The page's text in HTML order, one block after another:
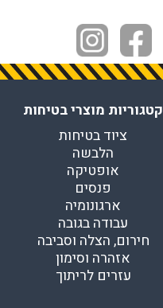
קטגוריות מוצרי בטיחות
ציוד בטיחות
הלבשה
אופטיקה
פנסים
ארגונומיה
עבודה בגובה
חירום, הצלה וסביבה
אזהרה וסימון
עזרים לריתוך